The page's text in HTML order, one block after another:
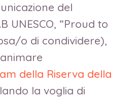
del
UNESCO, “Proud to
o di condividere),
della Riserva della
la voglia di